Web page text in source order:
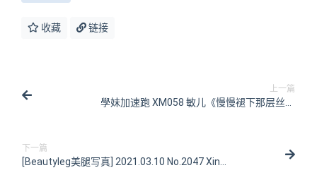
收藏 链接
上一篇
學妹加速跑 XM058 敏儿《慢慢褪下那层丝》
下一篇
[Beautyleg美腿写真] 2021.03.10 No.2047 Xin